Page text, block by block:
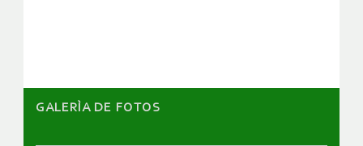
GALERÌA DE FOTOS